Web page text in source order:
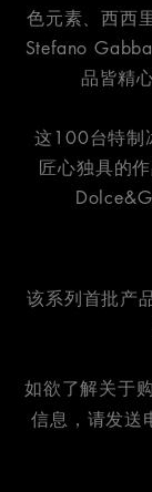
色元素、西西
Stefano
品皆精
这100台特制
匠心独具的
该系列首批产
如欲了解关于
信息，请发送